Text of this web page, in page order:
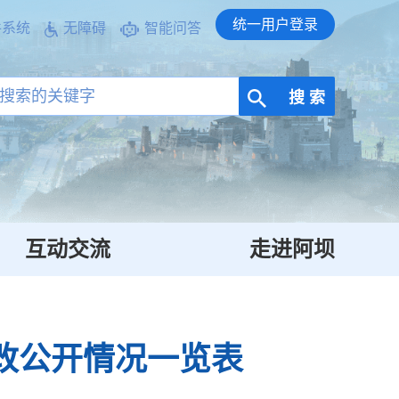
统 无障碍 智能问答 统一用户登录
搜 索
互动交流 走进阿坝
公开情况一览表